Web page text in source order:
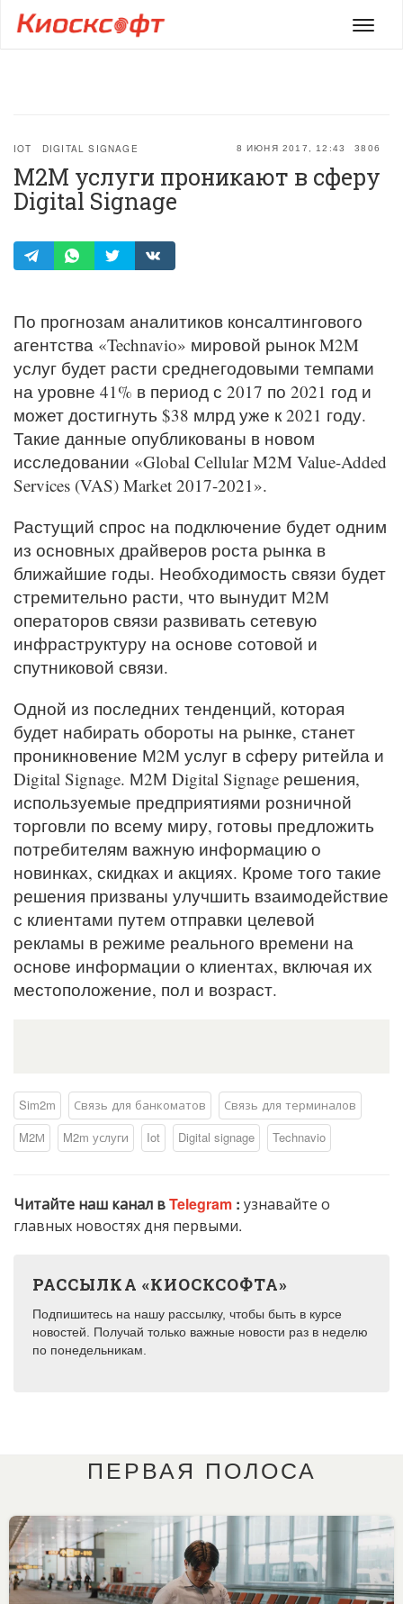
Меню
8 ИЮНЯ 2017, 12:43 3806
IOT DIGITAL SIGNAGE
M2M услуги проникают в сферу
Digital Signage
По прогнозам аналитиков консалтингового
агентства «Technavio» мировой рынок M2M
услуг будет расти среднегодовыми темпами
на уровне 41% в период с 2017 по 2021 год и
может достигнуть $38 млрд уже к 2021 году.
Такие данные опубликованы в новом
исследовании «Global Cellular M2M Value-Added
Services (VAS) Market 2017-2021».
Растущий спрос на подключение будет одним
из основных драйверов роста рынка в
ближайшие годы. Необходимость связи будет
стремительно расти, что вынудит М2М
операторов связи развивать сетевую
инфраструктуру на основе сотовой и
спутниковой связи.
Одной из последних тенденций, которая
будет набирать обороты на рынке, станет
проникновение М2М услуг в сферу ритейла и
Digital Signage. М2М Digital Signage решения,
используемые предприятиями розничной
торговли по всему миру, готовы предложить
потребителям важную информацию о
новинках, скидках и акциях. Кроме того такие
решения призваны улучшить взаимодействие
с клиентами путем отправки целевой
рекламы в режиме реального времени на
основе информации о клиентах, включая их
местоположение, пол и возраст.
Sim2m Связь для банкоматов
Связь для терминалов
M2М
M2m услуги Iot Digital signage Technavio
Читайте наш канал вTelegram : узнавайте о
главных новостях дня первыми.
РАССЫЛКА «КИОСКСОФТА»
Подпишитесь на нашу рассылку, чтобы быть в курсе
новостей. Получай только важные новости раз в неделю
по понедельникам.
ПЕРВАЯ ПОЛОСА